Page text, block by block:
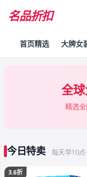
名品折扣
首页精选 大牌女
全
精选
今日特卖 每天早10点
3.6折